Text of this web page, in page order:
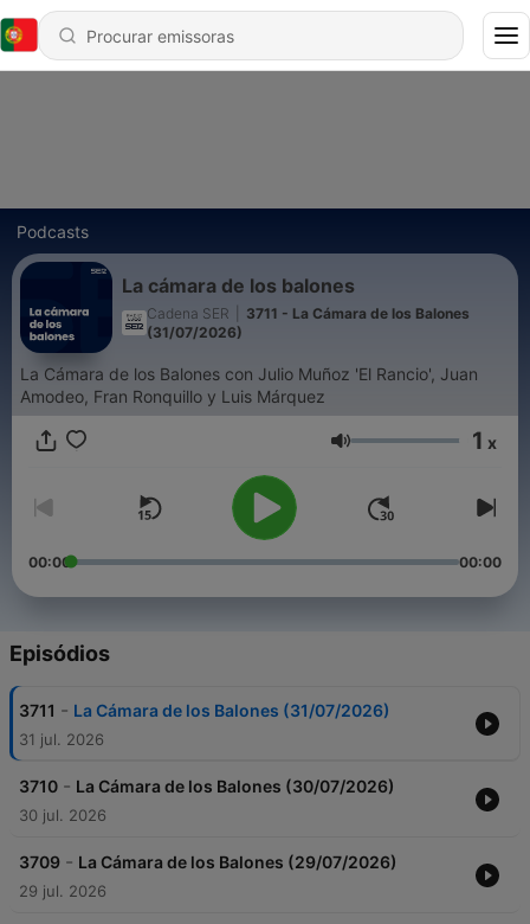
Podcasts
La cámara de los balones
Cadena SER
3711 - La Cámara de los Balones
(31/07/2026)
La Cámara de los Balones con Julio Muñoz 'El Rancio', Juan
Amodeo, Fran Ronquillo y Luis Márquez
Volume 1 x
00:00 00:00
Episódios
3711 - La Cámara de los Balones (31/07/2026)
31 jul. 2026
3710 - La Cámara de los Balones (30/07/2026)
30 jul. 2026
3709 - La Cámara de los Balones (29/07/2026)
29 jul. 2026